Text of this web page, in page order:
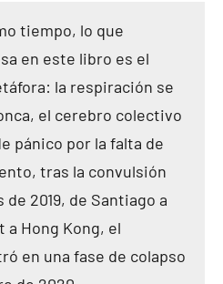
tiempo, lo que
en este libro es el
la respiración se
el cerebro colectivo
pánico por la falta de
tras la convulsión
2019, de Santiago a
a Hong Kong, el
en una fase de colapso